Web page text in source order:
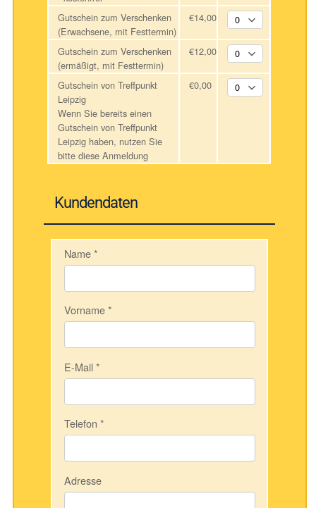
Gutschein zum Verschenken
(Erwachsene, mit Festtermin)
€14,00
Gutschein zum Verschenken
(ermäßigt, mit Festtermin)
€12,00
Gutschein von Treffpunkt
Leipzig
Wenn Sie bereits einen
Gutschein von Treffpunkt
Leipzig haben, nutzen Sie
bitte diese Anmeldung
€0,00
Kundendaten
Name*
Vorname*
E-Mail*
Telefon *
Adresse